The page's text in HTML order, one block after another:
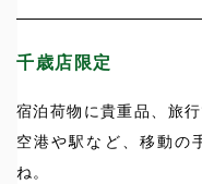
千歳店限定
宿泊荷物に貴重品、旅
空港や駅など、移動の
ね。